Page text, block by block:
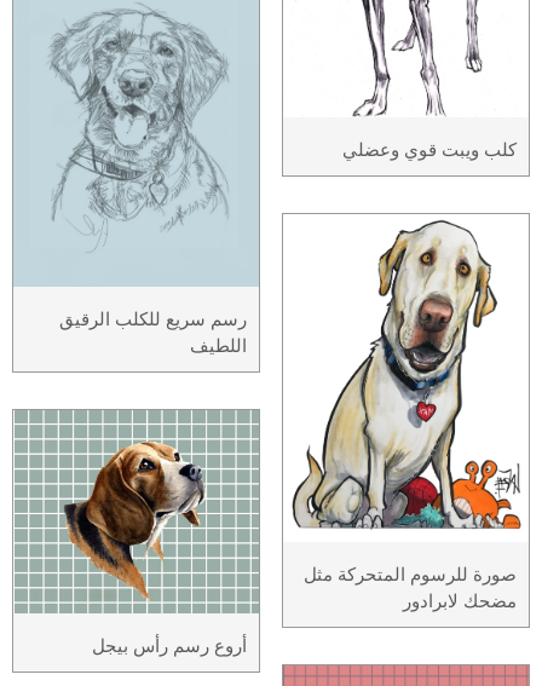
كلب ويبت قوي وعضلي
صورة للرسوم المتحركة مثل
مضحك لابرادور
رسم سريع للكلب الرقيق
اللطيف
أروع رسم رأس بيجل